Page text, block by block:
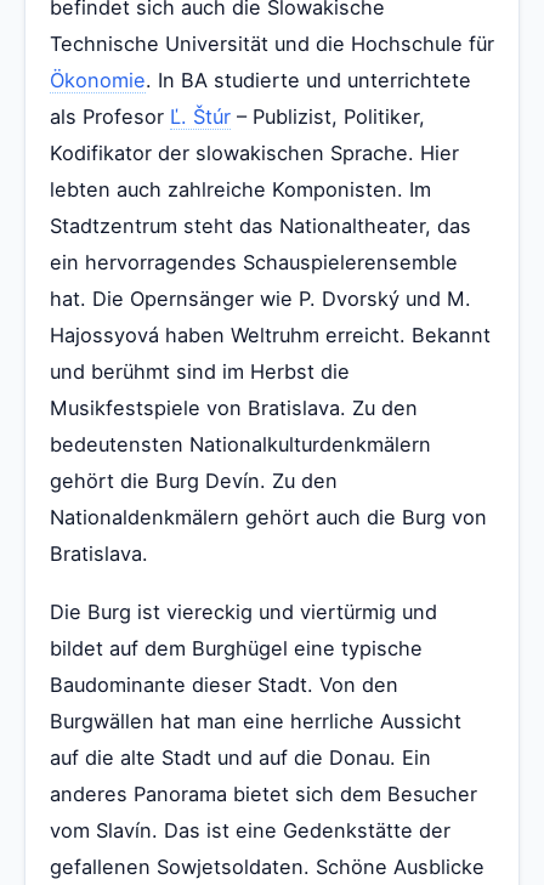
befindet sich auch die Slowakische
Technische Universität und die Hochschule für
Ökonomie. In BA studierte und unterrichtete
als Profesor Ľ. Štúr – Publizist, Politiker,
Kodifikator der slowakischen Sprache. Hier
lebten auch zahlreiche Komponisten. Im
Stadtzentrum steht das Nationaltheater, das
ein hervorragendes Schauspielerensemble
hat. Die Opernsänger wie P. Dvorský und M.
Hajossyová haben Weltruhm erreicht. Bekannt
und berühmt sind im Herbst die
Musikfestspiele von Bratislava. Zu den
bedeutensten Nationalkulturdenkmälern
gehört die Burg Devín. Zu den
Nationaldenkmälern gehört auch die Burg von
Bratislava.
Die Burg ist viereckig und viertürmig und
bildet auf dem Burghügel eine typische
Baudominante dieser Stadt. Von den
Burgwällen hat man eine herrliche Aussicht
auf die alte Stadt und auf die Donau. Ein
anderes Panorama bietet sich dem Besucher
vom Slavín. Das ist eine Gedenkstätte der
gefallenen Sowjetsoldaten. Schöne Ausblicke